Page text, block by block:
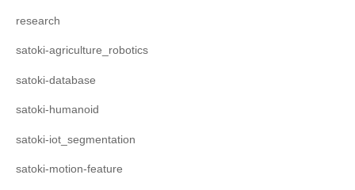
research
satoki-agriculture_robotics
satoki-database
satoki-humanoid
satoki-iot_segmentation
satoki-motion-feature